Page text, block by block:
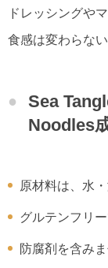
ドレッシングや
食感は変わらない
Sea
Noodles
原材料は、水
グルテンフリ
防腐剤を含み